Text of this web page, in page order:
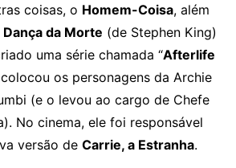
coisas, o Homem-Coisa, além
Dança da Morte (de Stephen King)
uma série chamada “Afterlife
os personagens da Archie
(e o levou ao cargo de Chefe
No cinema, ele foi responsável
versão de Carrie, a Estranha.